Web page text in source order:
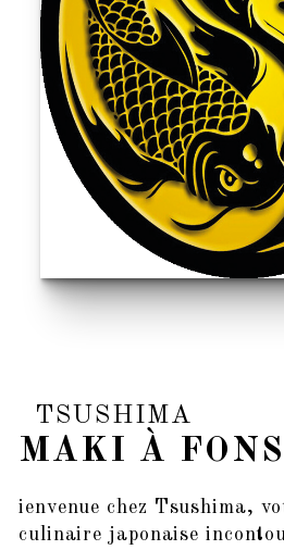
TSUSHIMA
MAKI À
ienvenue chez Tsushima,
culinaire japonaise